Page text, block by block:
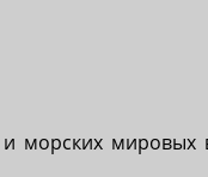
морских мировых